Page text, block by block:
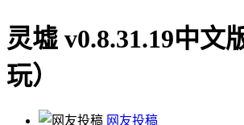
灵墟 v0.8.31.19中文
玩）
网友投稿